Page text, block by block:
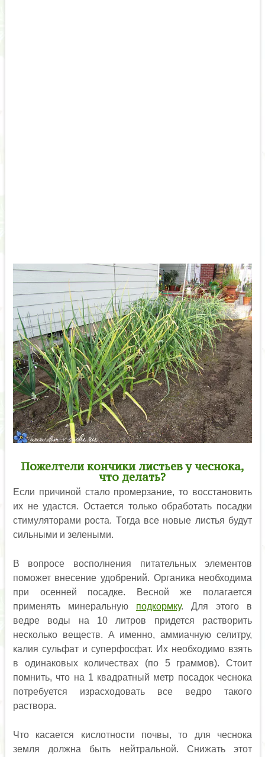
Пожелтели кончики листьев у чеснока,
что делать?
Если причиной стало промерзание, то восстановить
их не удастся. Остается только обработать посадки
стимуляторами роста. Тогда все новые листья будут
сильными и зелеными.
В вопросе восполнения питательных элементов
поможет внесение удобрений. Органика необходима
при осенней посадке. Весной же полагается
применять минеральную подкормку. Для этого в
ведре воды на 10 литров придется растворить
несколько веществ. А именно, аммиачную селитру,
калия сульфат и суперфосфат. Их необходимо взять
в одинаковых количествах (по 5 граммов). Стоит
помнить, что на 1 квадратный метр посадок чеснока
потребуется израсходовать все ведро такого
раствора.
Что касается кислотности почвы, то для чеснока
земля должна быть нейтральной. Снижать этот